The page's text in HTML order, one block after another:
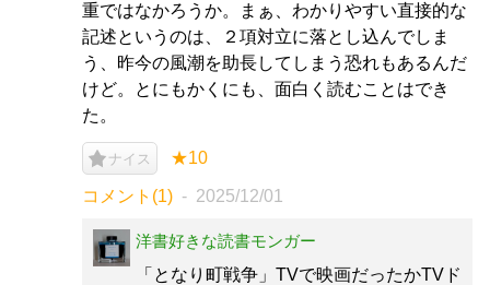
重ではなかろうか。まぁ、わかりやすい直接的な
記述というのは、２項対立に落とし込んでしま
う、昨今の風潮を助長してしまう恐れもあるんだ
けど。とにもかくにも、面白く読むことはでき
た。
ナイス ★10
コメント(1) 2025/12/01
洋書好きな読書モンガー
「となり町戦争」TVで映画だったかTVド